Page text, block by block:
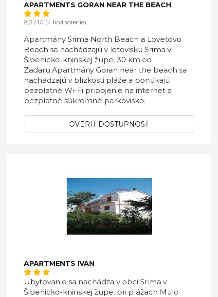
APARTMENTS GORAN NEAR THE BEACH
8,3 / 10 (4 hodnotenie)
Apartmány Srima North Beach a Lovetovo
Beach sa nachádzajú v letovisku Srima v
Šibenicko-kninskej župe, 30 km od
Zadaru.Apartmány Goran near the beach sa
nachádzajú v blízkosti pláže a ponúkajú
bezplatné Wi-Fi pripojenie na internet a
bezplatné súkromné ​​parkovisko.
OVERIŤ DOSTUPNOSŤ
APARTMENTS IVAN
Ubytovanie sa nachádza v obci Srima v
Šibenicko-kninskej župe, pri plážach Mulo